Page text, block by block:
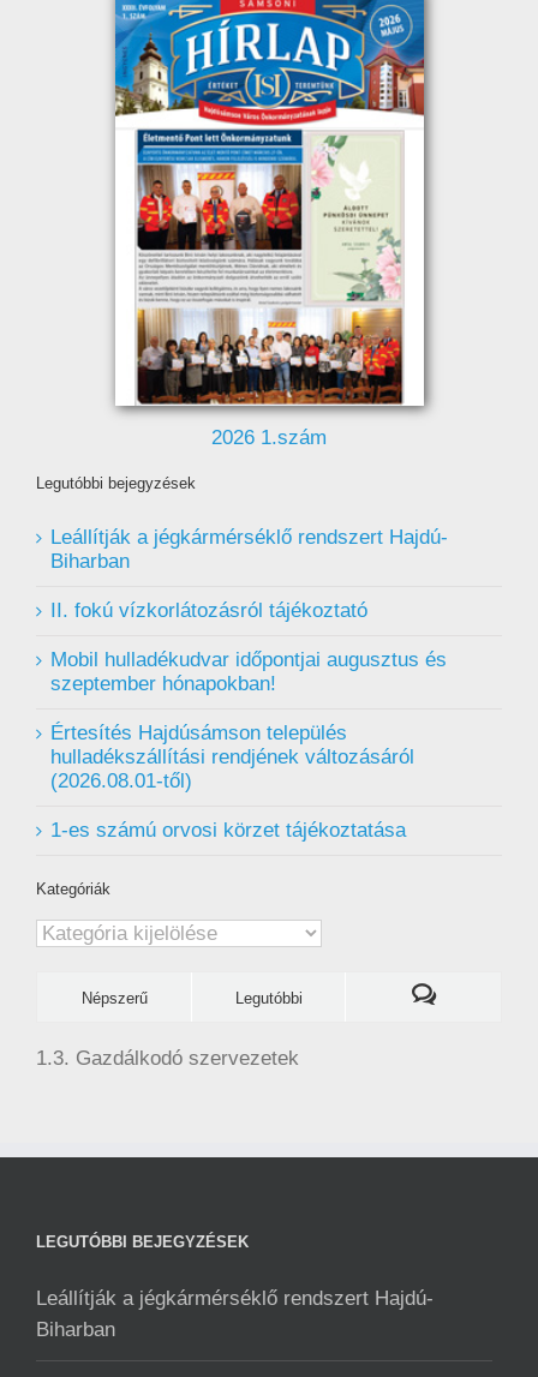
2026 1.szám
Legutóbbi bejegyzések
Leállítják a jégkármérséklő rendszert Hajdú-
Biharban
II. fokú vízkorlátozásról tájékoztató
Mobil hulladékudvar ️időpontjai augusztus és
szeptember hónapokban!
Értesítés Hajdúsámson település
hulladékszállítási rendjének változásáról
(2026.08.01-től)
1-es számú orvosi körzet tájékoztatása
Kategóriák
Kategóriák
Népszerű Legutóbbi
1.3. Gazdálkodó szervezetek
LEGUTÓBBI BEJEGYZÉSEK
Leállítják a jégkármérséklő rendszert Hajdú-
Biharban